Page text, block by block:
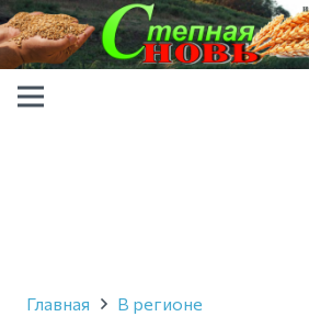
Главная В регионе